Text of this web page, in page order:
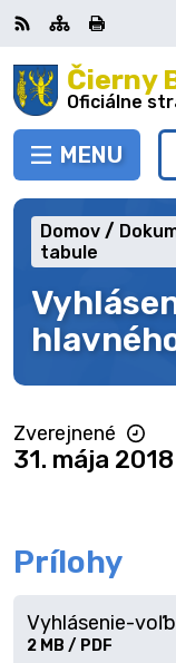
Preskočiť
na
obsah Čierny
Oficiálne
MENU
RSS MapaTlačiť
Domov
tabule
Zverejnené
31. mája 2018
Prílohy
Vyhlásenie-
2 MB / PDF